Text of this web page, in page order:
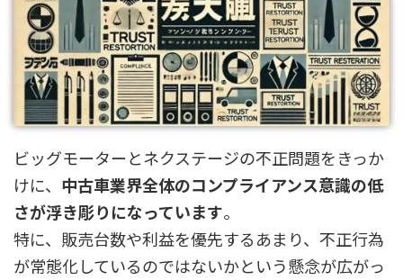
ビッグモーターとネクステージの不正問題をきっか
けに、 中古車業界全体のコンプライアンス意識の低
さが浮き彫りになっています。
特に、販売台数や利益を優先するあまり、不正行為
が常態化しているのではないかという懸念が広がっ